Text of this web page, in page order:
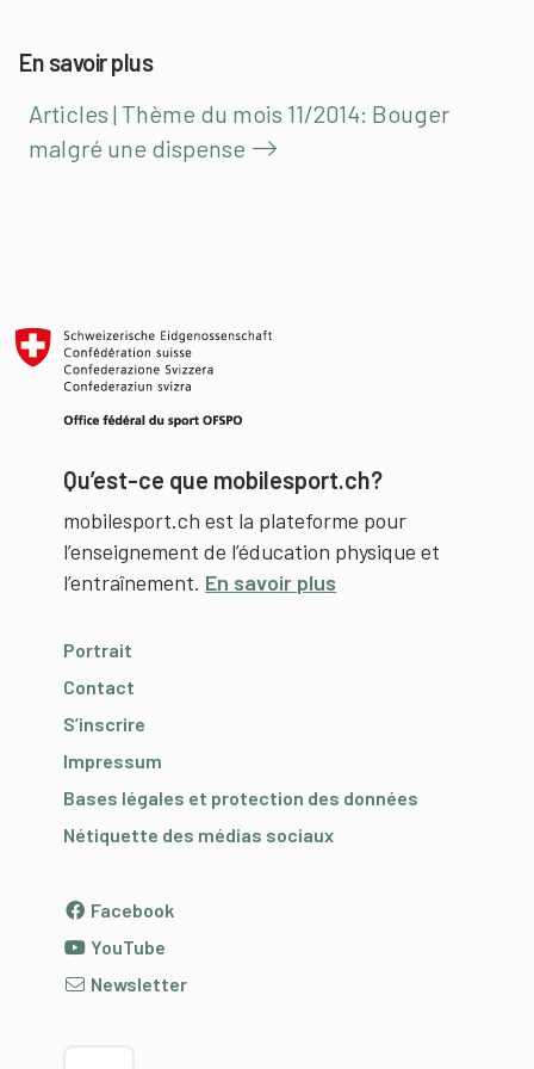
En savoir plus
Articles | Thème du mois 11/2014: Bouger
malgré une dispense
Qu’est-ce que mobilesport.ch?
mobilesport.ch est la plateforme pour
l’enseignement de l’éducation physique et
l’entraînement. En savoir plus
Portrait
Contact
S’inscrire
Impressum
Bases légales et protection des données
Nétiquette des médias sociaux
Facebook
YouTube
Newsletter